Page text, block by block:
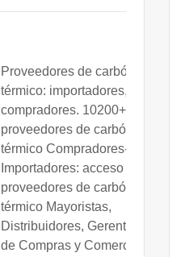
Proveedores de carbón
térmico: importadores,
compradores. 10200+
proveedores de carbón
térmico Compradores-
Importadores: acceso a
proveedores de carbón
térmico Mayoristas,
Distribuidores, Gerentes
de Compras y Comercio,